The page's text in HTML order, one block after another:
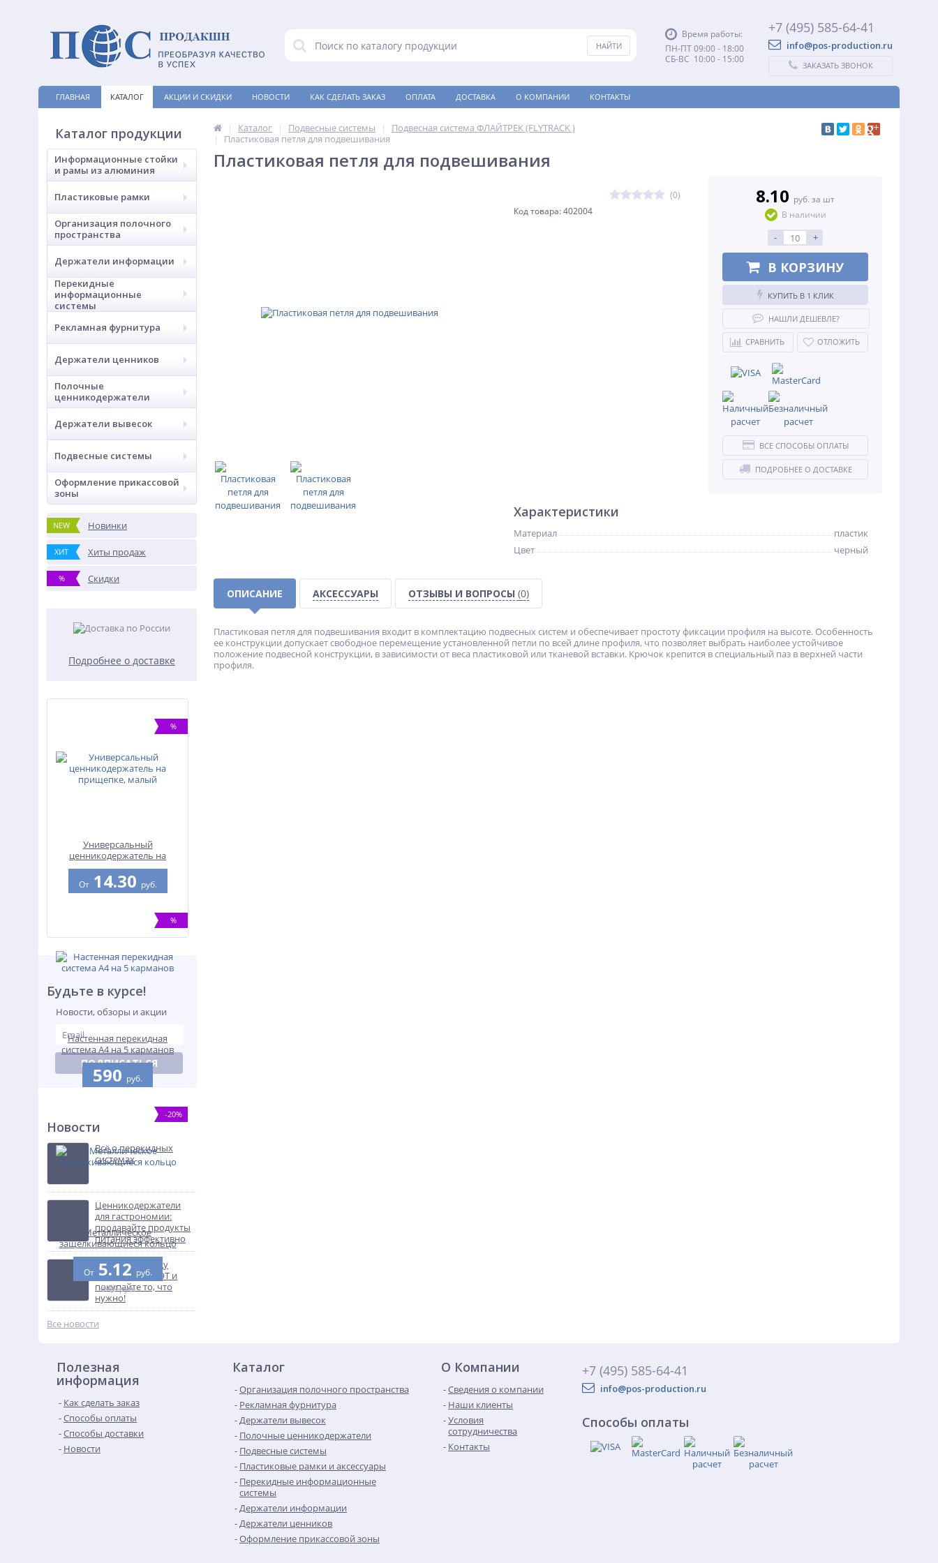
Время работы:
ПН-ПТ 09:00 - 18:00
СБ-ВС 10:00 - 15:00
+7 (495) 585-64-41
info@pos-production.ru
ЗАКАЗАТЬ ЗВОНОК
ГЛАВНАЯ КАТАЛОГ АКЦИИ И СКИДКИ НОВОСТИ КАК СДЕЛАТЬ ЗАКАЗ ОПЛАТА ДОСТАВКА О КОМПАНИИ КОНТАКТЫ
Каталог продукции
Информационные стойки
и рамы из алюминия
Пластиковые рамки
Организация полочного
пространства
Держатели информации
Перекидные
информационные
системы
Рекламная фурнитура
Держатели ценников
Полочные
ценникодержатели
Держатели вывесок
Подвесные системы
Оформление прикассовой
зоны
NEW Новинки
ХИТ Хиты продаж
% Скидки
Подробнее о доставке
%
Универсальный
ценникодержатель на
прищепке, малый
От14.30 руб.
%
Настенная перекидная
система А4 на 5 карманов
590 руб.
-20%
Металлическое
защелкивающиеся кольцо
От5.12 руб.
6.40 руб.
Будьте в курсе!
Новости, обзоры и акции
ПОДПИСАТЬСЯ
Новости
Всё о перекидных
системах
Ценникодержатели
для гастрономии:
продавайте продукты
питания эффективно
Узнайте разницу
между ПВХ и ПЭТ и
покупайте то, что
нужно!
Все новости
Каталог Подвесные системы
Подвесная система ФЛАЙТРЕК (FLYTRACK )
Пластиковая петля для подвешивания
Пластиковая петля для подвешивания
(0)
Код товара: 402004
8.10 руб. за шт
В наличии
- +
В КОРЗИНУ
КУПИТЬ В 1 КЛИК
НАШЛИ ДЕШЕВЛЕ?
СРАВНИТЬ ОТЛОЖИТЬ
ВСЕ СПОСОБЫ ОПЛАТЫ
ПОДРОБНЕЕ О ДОСТАВКЕ
Характеристики
Материал
пластик
Цвет
черный
ОПИСАНИЕ АКСЕССУАРЫ ОТЗЫВЫ И ВОПРОСЫ (0)
Пластиковая петля для подвешивания входит в комплектацию подвесных систем и обеспечивает простоту фиксации профиля на высоте. Особенность
ее конструкции допускает свободное перемещение установленной петли по всей длине профиля, что позволяет выбрать наиболее устойчивое
положение подвесной конструкции, в зависимости от веса пластиковой или тканевой вставки. Крючок крепится в специальный паз в верхней части
профиля.
Полезная
информация
Как сделать заказ
Способы оплаты
Способы доставки
Новости
Каталог
Организация полочного пространства
Рекламная фурнитура
Держатели вывесок
Полочные ценникодержатели
Подвесные системы
Пластиковые рамки и аксессуары
Перекидные информационные
системы
Держатели информации
Держатели ценников
Оформление прикассовой зоны
О Компании
Сведения о компании
Наши клиенты
Условия
сотрудничества
Контакты
+7 (495) 585-64-41
info@pos-production.ru
Способы оплаты